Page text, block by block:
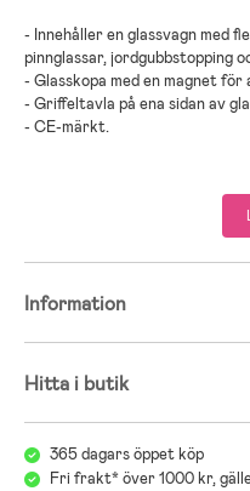
- Innehåller en glassvagn med
pinnglassar, jordgubbstopping
- Glasskopa med en magnet
- Griffeltavla på ena sidan av
- CE-märkt.
Information
Hitta i butik
365 dagars öppet köp
Fri frakt* över 1000 kr,